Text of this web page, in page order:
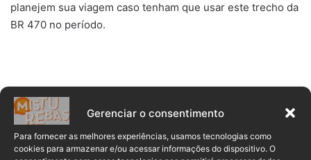
Gerenciar o consentimento
Para fornecer as melhores experiências, usamos tecnologias como
cookies para armazenar e/ou acessar informações do dispositivo. O
planejem sua viagem caso tenham que usar este trecho da
BR 470 no período.